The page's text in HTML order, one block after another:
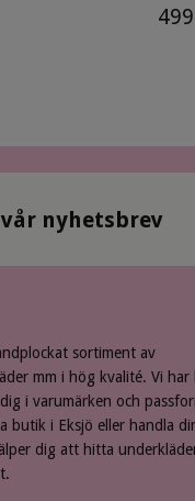
nyhetsbrev
sortiment av
mm i hög kvalité. Vi har
i varumärken och
butik i Eksjö eller handla
dig att hitta